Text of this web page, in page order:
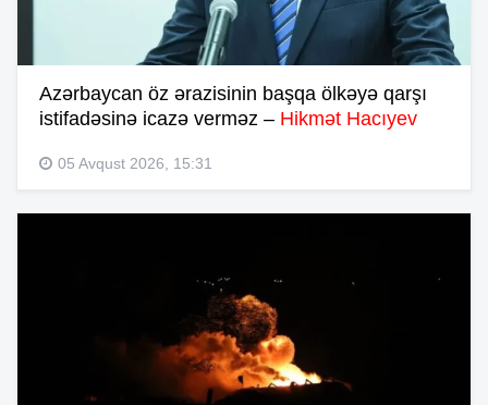
Azərbaycan öz ərazisinin başqa ölkəyə qarşı
istifadəsinə icazə verməz – Hikmət Hacıyev
05 Avqust 2026, 15:31